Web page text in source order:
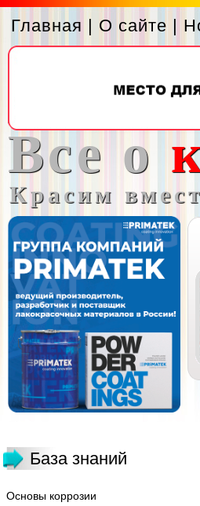
Главная | О сайте |
Все о
Красим
База знаний
Основы коррозии